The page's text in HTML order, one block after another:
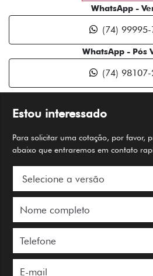
Estou interessado
Para solicitar uma cotação, por favor,
abaixo que entraremos em contato
WhatsApp -
(74)
WhatsApp - Pós
(74)